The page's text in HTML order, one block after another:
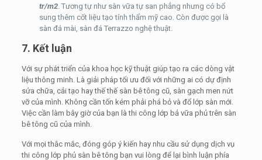
tr/m2. Tương tự như sàn vữa tự san phẳng nhưng có bổ
sung thêm cốt liệu tạo tính thẩm mỹ cao. Còn được gọi là
sàn đá mài, sàn đá Terrazzo nghệ thuật.
7. Kết luận
Với sự phát triển của khoa học kỹ thuật giúp tạo ra các dòng vật
liệu thông minh. Là giải pháp tối ưu đối với những ai có dự định
sửa chữa, cải tạo hay thế thế sàn bê tông cũ, sàn gạch men nứt
vỡ của mình. Không cần tốn kém phải phá bỏ và đổ lớp sàn mới.
Việc cần làm bây giờ của bạn là thi công lớp bả vữa phủ trên sàn
bê tông cũ của mình.
Với mọi thắc mắc, đóng góp ý kiến hay nhu cầu sử dụng dịch vụ
thi công lớp phủ sàn bê tông bạn vui lòng để lại bình luận phía